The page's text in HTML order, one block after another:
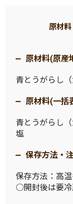
原材
原材料(原産
青とうがらし
原材料(一括
青とうがらし
塩
保存方法・
保存方法：高
○開封後は要